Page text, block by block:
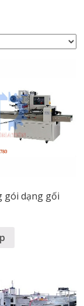
gói dạng gối